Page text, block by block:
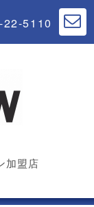
5110
加盟店